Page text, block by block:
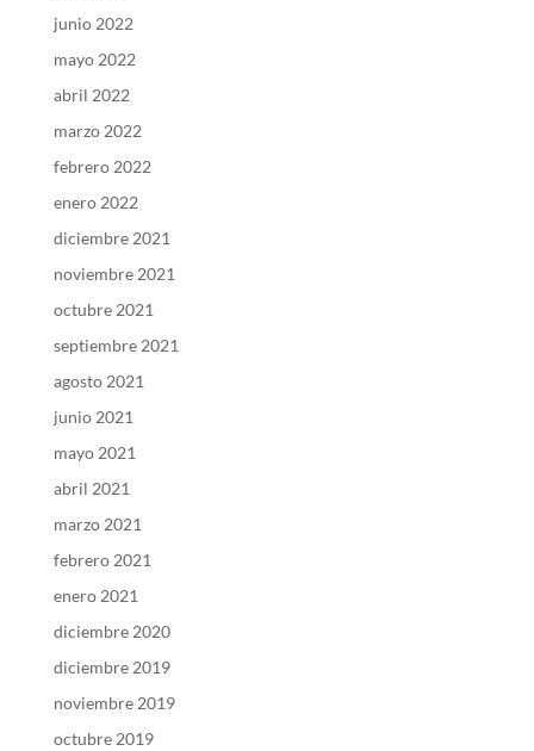
junio 2022
mayo 2022
abril 2022
marzo 2022
febrero 2022
enero 2022
diciembre 2021
noviembre 2021
octubre 2021
septiembre 2021
agosto 2021
junio 2021
mayo 2021
abril 2021
marzo 2021
febrero 2021
enero 2021
diciembre 2020
diciembre 2019
noviembre 2019
octubre 2019